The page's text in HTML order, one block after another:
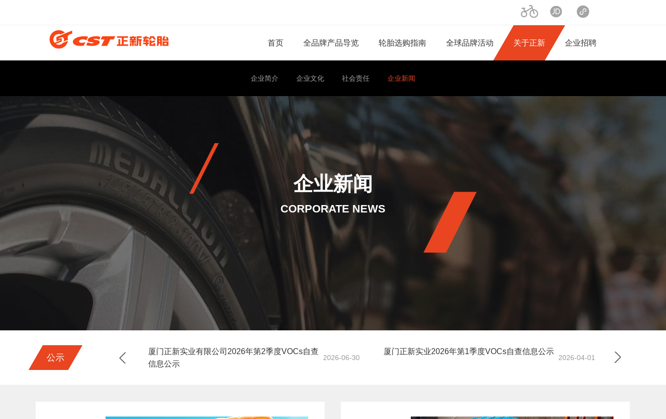
京东旗舰店
首页 全品牌产品导览 轮胎选购指南 全球品牌活动 关于正新 企业招聘
企业简介 企业文化 社会责任 企业新闻
企业新闻
CORPORATE NEWS
公示
度环境检测信息公示
2025-08-01
厦门正新实业有限公司2026年第2季度VOCs自查
信息公示
2026-06-30
厦门正新实业2026年第1季度VOCs自查信息公示
2026-04-01